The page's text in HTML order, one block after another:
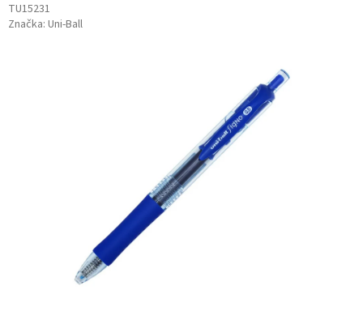
TU15231
Značka: Uni-Ball